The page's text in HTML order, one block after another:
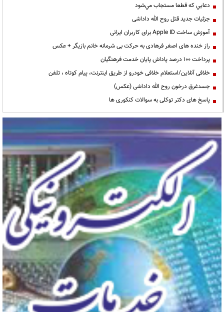
دعايي كه قطعا مستجاب مي‌شود
جزئیات جدید قتل روح الله داداشی
آموزش ساخت Apple ID برای کاربران ایرانی
راز خنده های اصغر فرهادی به حرکت بی شرمانه خانم بازیگر + عکس
پرداخت ۱۰۰ درصد پاداش پایان خدمت فرهنگیان
خلافی آنلاین/استعلام خلافی خودرو از طریق اینترنت، پیام کوتاه ، تلفن
جسدغرق درخون روح الله داداشی (عکس)
پاسخ های دکتر توکلی به سوالات کنکوری ها